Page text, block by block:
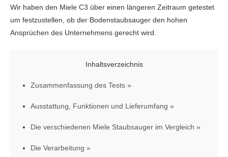
Wir haben den Miele C3 über einen längeren Zeitraum getestet
um festzustellen, ob der Bodenstaubsauger den hohen
Ansprüchen des Unternehmens gerecht wird.
Inhaltsverzeichnis
Zusammenfassung des Tests
Ausstattung, Funktionen und Lieferumfang
Die verschiedenen Miele Staubsauger im Vergleich
Die Verarbeitung